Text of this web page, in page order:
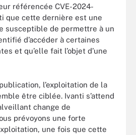
référencée CVE-2024-
que cette dernière est une
susceptible de permettre à un
d’accéder à certaines
et qu’elle fait l’objet d’une
l’exploitation de la
être ciblée. Ivanti s’attend
change de
prévoyons une forte
une fois que cette